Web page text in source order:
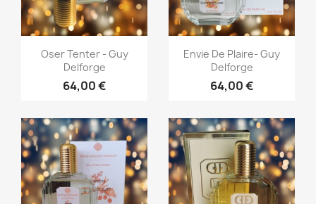
Aperçu rapide
Oser Tenter - Guy
Delforge
64,00 €
Aperçu rapide
Envie De Plaire- Guy
Delforge
64,00 €